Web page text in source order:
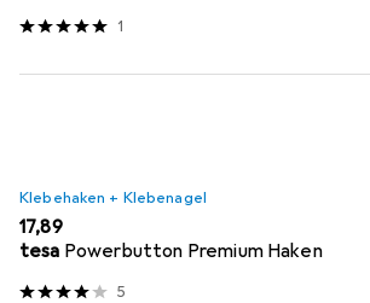
1
Klebehaken + Klebenagel
EUR
17,89
tesa Powerbutton Premium Haken
5